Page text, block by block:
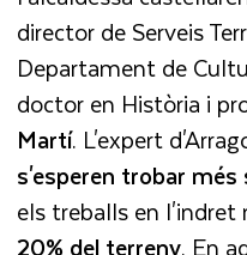
director de Serveis
Departament de
doctor en Història i
Martí. L'expert
s'esperen trobar més
els treballs en